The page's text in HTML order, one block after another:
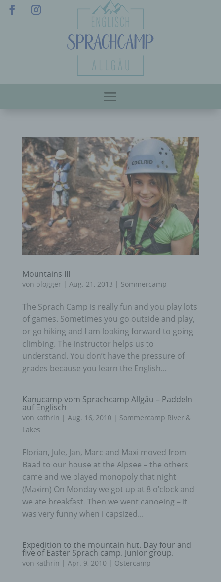
Mountains III
von blogger | Aug. 21, 2013 | Sommercamp
The Sprach Camp is really fun and you play lots
of games. Sometimes you go outside and play,
or go hiking and I am looking forward to going
climbing. The instructor helps us to
understand. You don’t have the pressure of
grades because you learn the English...
Kanucamp vom Sprachcamp Allgäu – Paddeln
auf Englisch
von kathrin | Aug. 16, 2010 | Sommercamp River &
Lakes
Florian, Jule, Jan, Marc and Maxi moved from
Baad to our house at the Alpsee – the others
came and we played monopoly that night
(Maxim) On Monday we got up at 8 o’clock and
we ate breakfast. Then we went canoeing – it
was very funny when i capsized...
Expedition to the mountain hut. Day four and
five of Easter Sprach camp. Junior group.
von kathrin | Apr. 9, 2010 | Ostercamp